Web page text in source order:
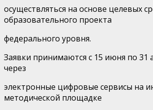
осуществляться на основе целевых
образовательного проекта
федерального уровня.
Заявки принимаются с 15 июня по 31
через
электронные цифровые сервисы на
методической площадке